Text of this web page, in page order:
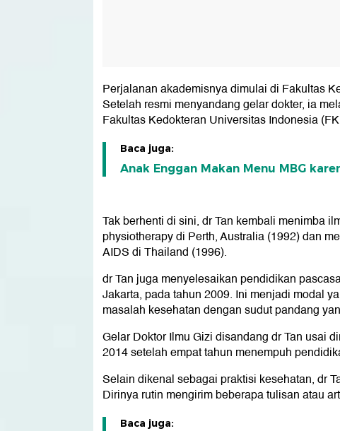
Perjalanan akademisnya dimulai di Fakultas
Setelah resmi menyandang gelar dokter, ia
Fakultas Kedokteran Universitas Indonesia
Baca juga:
Anak Enggan Makan Menu MBG
Tak berhenti di sini, dr Tan kembali menimba
physiotherapy di Perth, Australia (1992) dan
AIDS di Thailand (1996).
dr Tan juga menyelesaikan pendidikan
Jakarta, pada tahun 2009. Ini menjadi modal
masalah kesehatan dengan sudut pandang
Gelar Doktor Ilmu Gizi disandang dr Tan usai
2014 setelah empat tahun menempuh
Selain dikenal sebagai praktisi kesehatan, dr
Dirinya rutin mengirim beberapa tulisan atau
Baca juga: